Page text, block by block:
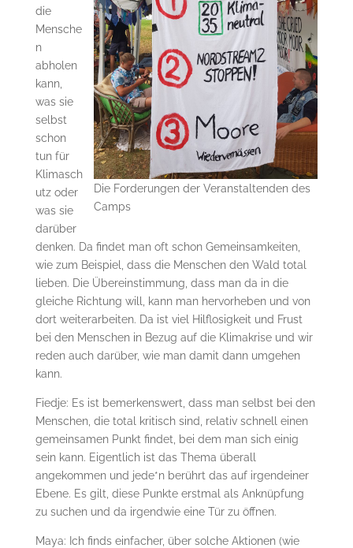
Die Forderungen der Veranstaltenden des
Camps
die
Mensche
n
abholen
kann,
was sie
selbst
schon
tun für
Klimasch
utz oder
was sie
darüber
denken. Da findet man oft schon Gemeinsamkeiten,
wie zum Beispiel, dass die Menschen den Wald total
lieben. Die Übereinstimmung, dass man da in die
gleiche Richtung will, kann man hervorheben und von
dort weiterarbeiten. Da ist viel Hilflosigkeit und Frust
bei den Menschen in Bezug auf die Klimakrise und wir
reden auch darüber, wie man damit dann umgehen
kann.
Fiedje: Es ist bemerkenswert, dass man selbst bei den
Menschen, die total kritisch sind, relativ schnell einen
gemeinsamen Punkt findet, bei dem man sich einig
sein kann. Eigentlich ist das Thema überall
angekommen und jede*n berührt das auf irgendeiner
Ebene. Es gilt, diese Punkte erstmal als Anknüpfung
zu suchen und da irgendwie eine Tür zu öffnen.
Maya: Ich finds einfacher, über solche Aktionen (wie